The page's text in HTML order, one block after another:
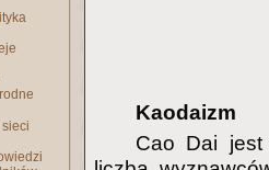
Kaodaizm
Cao Dai jest